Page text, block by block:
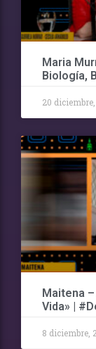
Maria
Biología,
20
Maitena
Vida» |
8 diciembre,